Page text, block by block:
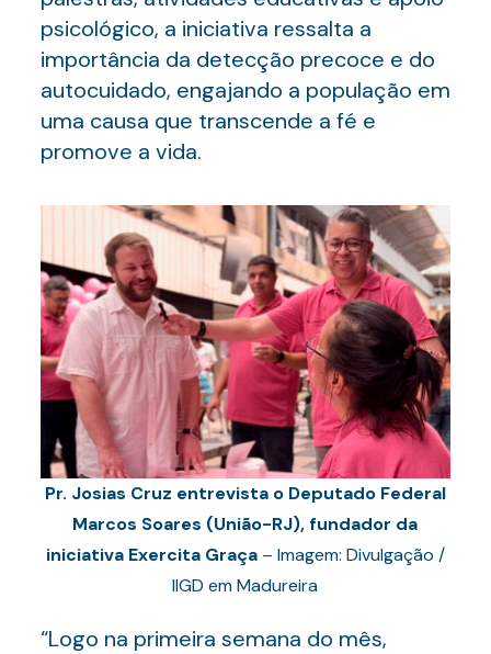
psicológico, a iniciativa ressalta a
importância da detecção precoce e do
autocuidado, engajando a população em
uma causa que transcende a fé e
promove a vida.
Pr. Josias Cruz entrevista o Deputado Federal
Marcos Soares (União-RJ), fundador da
iniciativa Exercita Graça– Imagem: Divulgação /
IIGD em Madureira
“Logo na primeira semana do mês,